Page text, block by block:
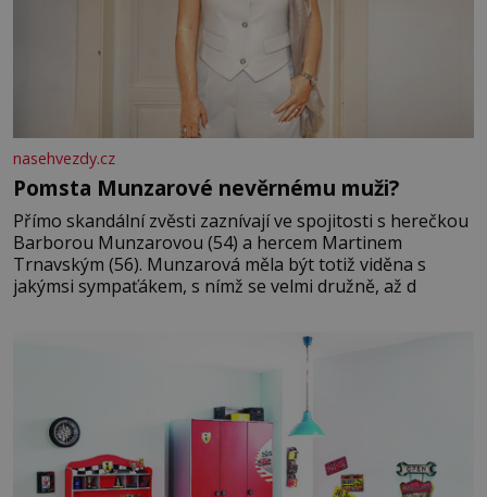
nasehvezdy.cz
Pomsta Munzarové nevěrnému muži?
Přímo skandální zvěsti zaznívají ve spojitosti s herečkou
Barborou Munzarovou (54) a hercem Martinem
Trnavským (56). Munzarová měla být totiž viděna s
jakýmsi sympaťákem, s nímž se velmi družně, až d